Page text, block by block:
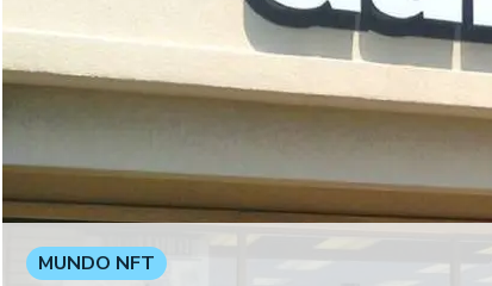
MUNDO NFT